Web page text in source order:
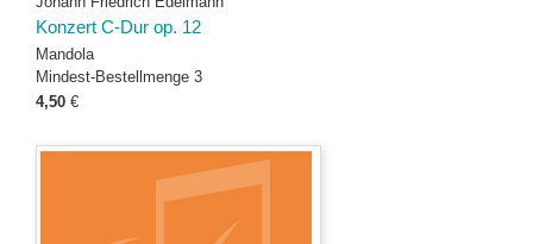
Konzert C-Dur op. 12
Mandola
Mindest-Bestellmenge 3
4,50 €